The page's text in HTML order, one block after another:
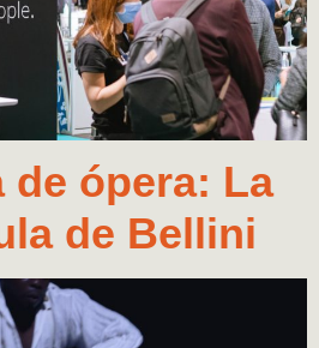
de ópera: La
de Bellini